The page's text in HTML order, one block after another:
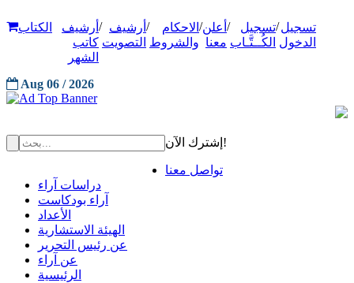
تسجيل
الدخول
/تسجيل
الكُــتَّـاب
/ أعلن
معنا
/ الاحكام
والشروط
/ أرشيف
التصويت
/ أرشيف
كاتب
الشهر
الكتاب
Aug 06 / 2026
إشترك الآن!
تواصل معنا
دراسات آراء
آراء بودكاست
الأعداد
الهيئة الاستشارية
عن رئيس التحرير
عن آراء
الرئيسية